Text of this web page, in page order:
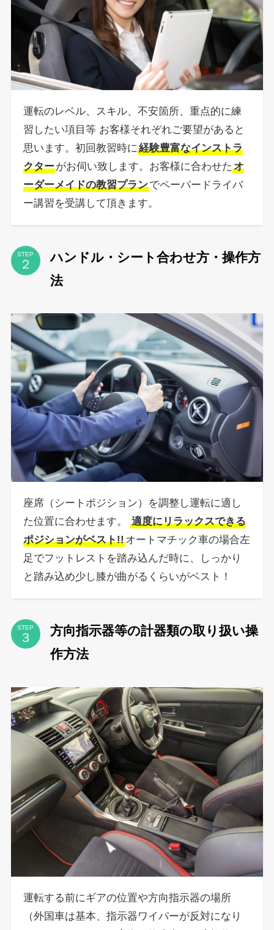
運転のレベル、スキル、不安箇所、重点的に練
習したい項目等 お客様それぞれご要望があると
思います。初回教習時に経験豊富なインストラ
クターがお伺い致します。お客様に合わせたオ
ーダーメイドの教習プランでペーパードライバ
ー講習を受講して頂きます。
STEP
ハンドル・シート合わせ方・操作方
法
座席（シートポジション）を調整し運転に適し
た位置に合わせます。適度にリラックスできる
ポジションがベスト!!オートマチック車の場合左
足でフットレストを踏み込んだ時に、しっかり
と踏み込め少し膝が曲がるくらいがベスト！
STEP
方向指示器等の計器類の取り扱い操
作方法
運転する前にギアの位置や方向指示器の場所
（外国車は基本、指示器ワイパーが反対になり